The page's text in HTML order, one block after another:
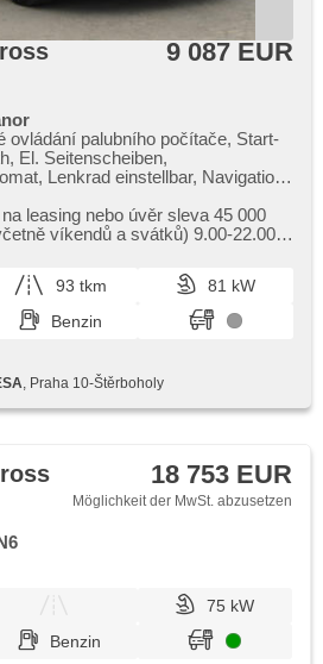
9 087 EUR
ovládání palubního počítače, Start-
El. Seitenscheiben,
Lenkrad einstellbar, Navigation,
Servolenkung,
Funkfernbedienung, Elektronisches
Reifendrucksensor,
zadní, isofix,
Notbremsung (PEBS), 6x
pruhu
leasing nebo úvěr sleva 45 000
víkendů a svátků) 9.00​-22.00
93 tkm
81 kW
Benzin
, Praha 10-Štěrboholy
18 753 EUR
Möglichkeit der MwSt. abzusetzen
75 kW
Benzin